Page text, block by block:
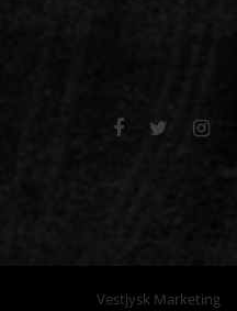
  
Vestjysk Marketing